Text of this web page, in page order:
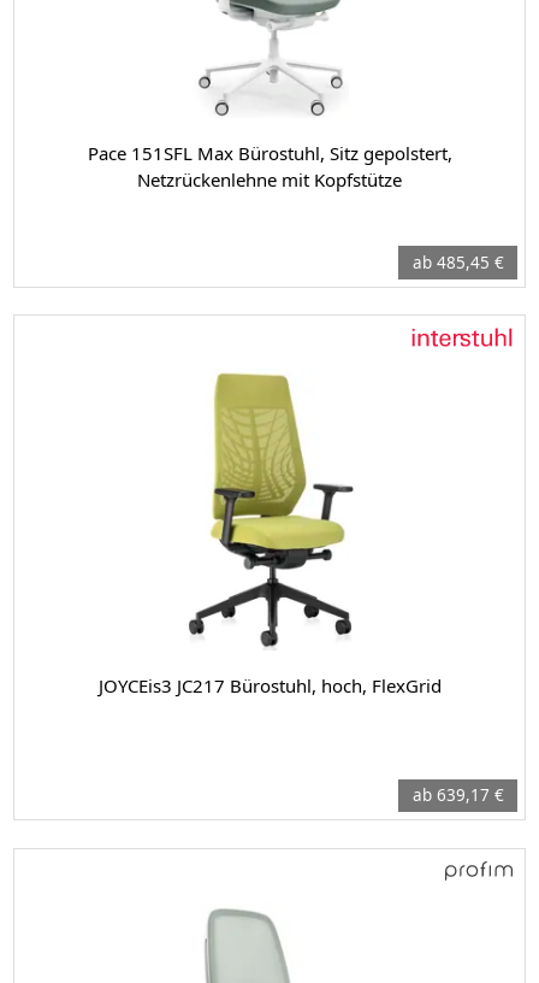
Pace 151SFL Max Bürostuhl, Sitz gepolstert,
Netzrückenlehne mit Kopfstütze
ab 485,45 €
JOYCEis3 JC217 Bürostuhl, hoch, FlexGrid
ab 639,17 €